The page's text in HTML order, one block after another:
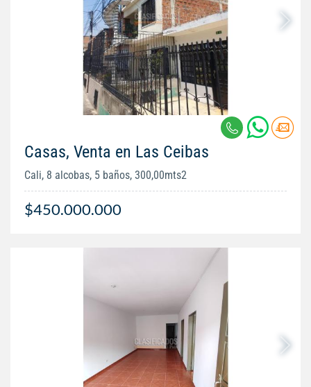
Casas, Venta en Las Ceibas
Cali, 8 alcobas, 5 baños, 300,00mts2
$450.000.000